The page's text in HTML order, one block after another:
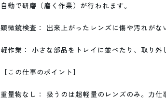
自動で研磨（磨く作業）が行われます。
顕微鏡検査： 出来上がったレンズに傷や汚れがな
軽作業： 小さな部品をトレイに並べたり、取り外
【この仕事のポイント】
重量物なし： 扱うのは超軽量のレンズのみ。力仕